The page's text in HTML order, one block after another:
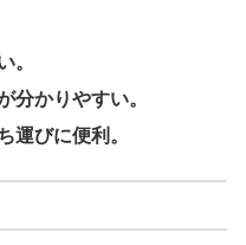
。
分かりやすい。
運びに便利。